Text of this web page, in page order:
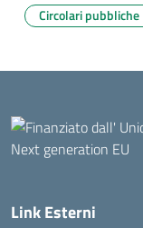
Circolari pubbliche
Link Esterni